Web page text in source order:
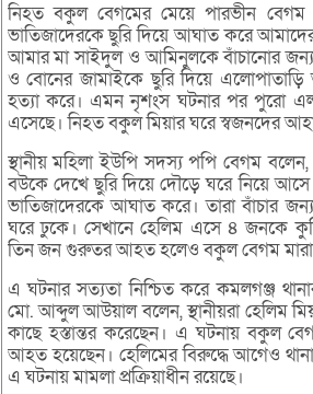
নিহত বকুল বেগমের মেয়ে পারভীন বেগম
ভাতিজাদেরকে ছুরি দিয়ে আঘাত করে
আমার মা সাইদুল ও আমিনুলকে বাঁচানোর
ও বোনের জামাইকে ছুরি দিয়ে
হত্যা করে। এমন নৃশংস ঘটনার পর পুরো
এসেছে। নিহত বকুল মিয়ার ঘরে স্বজনদের
স্থানীয় মহিলা ইউপি সদস্য পপি বেগম
বউকে দেখে ছুরি দিয়ে দৌড়ে ঘরে নিয়ে
ভাতিজাদেরকে আঘাত করে। তারা বাঁচার
ঘরে ঢুকে। সেখানে হেলিম এসে ৪ জনকে
তিন জন গুরুতর আহত হলেও বকুল বেগম মারা
এ ঘটনার সত্যতা নিশ্চিত করে কমলগঞ্জ থানার
মো. আব্দুল আউয়াল বলেন, স্থানীয়রা হেলিম
কাছে হস্তান্তর করেছেন। এ ঘটনায় বকুল
আহত হয়েছেন। হেলিমের বিরুদ্ধে আগেও
এ ঘটনায় মামলা প্রক্রিয়াধীন রয়েছে।